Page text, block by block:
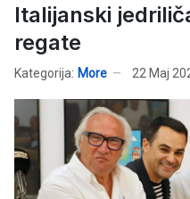
Italijanski
regate
Kategorija: More 22 Maj